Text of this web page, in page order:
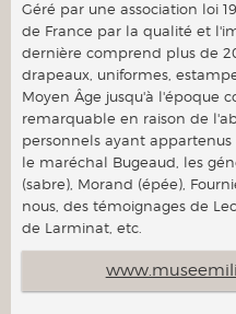
Géré par une association loi
de France par la qualité et
dernière comprend plus de
drapeaux, uniformes,
Moyen Âge jusqu'à l'époque
remarquable en raison de
personnels ayant
le maréchal Bugeaud, les
(sabre), Morand (épée),
nous, des témoignages de
de Larminat, etc.